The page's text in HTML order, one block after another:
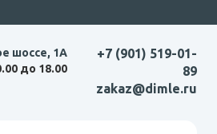
шоссе, 1А
до 18.00
+7 (901) 519-01-
89
zakaz@dimle.ru